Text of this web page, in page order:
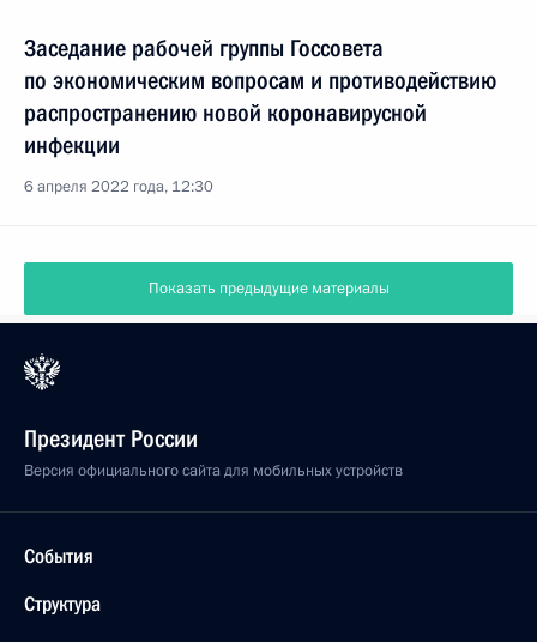
Заседание рабочей группы Госсовета
по экономическим вопросам и противодействию
распространению новой коронавирусной
инфекции
6 апреля 2022 года, 12:30
Показать предыдущие материалы
Президент России
Версия официального сайта для мобильных устройств
События
Структура